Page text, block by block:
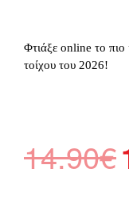
Φτιάξε online το πιο
τοίχου του 2026!
14.90€